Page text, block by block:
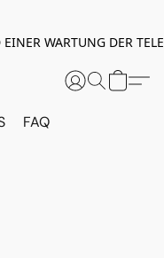
WARTUNG DER
FAQ